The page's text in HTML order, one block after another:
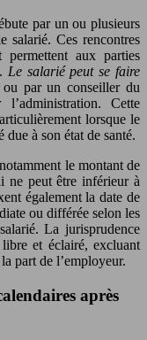
par un ou plusieurs
salarié. Ces rencontres
aux parties
Le salarié peut se faire
ou par un conseiller du
Cette
lorsque le
à son état de santé.
le montant de
ne peut être inférieur à
également la date de
ou différée selon les
La jurisprudence
et éclairé, excluant
part de l’employeur.
après